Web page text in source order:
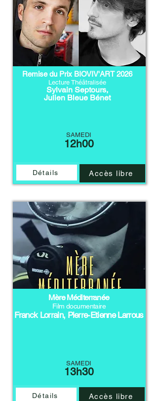
Remise du Prix BIOVIV'ART 2026
Lecture Théâtralisée
Sylvain Septours,
Julien Bleue Bénet
SAMEDI
12h00
Détails Accès libre
Mère Méditerranée
Film documentaire
Franck Lorrain, Pierre-Etienne Larrous
SAMEDI
13h30
Détails Accès libre